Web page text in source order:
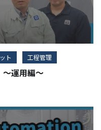
ト 工程管理
～運用編～